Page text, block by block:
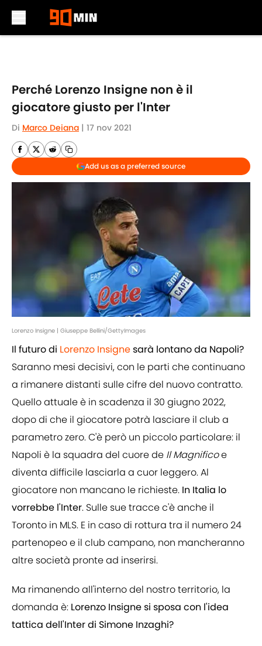
Perché Lorenzo Insigne non è il
giocatore giusto per l'Inter
Di Marco Deiana | 17 nov 2021
Add us as a preferred source
Lorenzo Insigne | Giuseppe Bellini/GettyImages
Il futuro di Lorenzo Insignesarà lontano da Napoli?
Saranno mesi decisivi, con le parti che continuano
a rimanere distanti sulle cifre del nuovo contratto.
Quello attuale è in scadenza il 30 giugno 2022,
dopo di che il giocatore potrà lasciare il club a
parametro zero. C'è però un piccolo particolare: il
Napoli è la squadra del cuore de Il Magnificoe
diventa difficile lasciarla a cuor leggero. Al
giocatore non mancano le richieste. In Italia lo
vorrebbe l'Inter. Sulle sue tracce c'è anche il
Toronto in MLS. E in caso di rottura tra il numero 24
partenopeo e il club campano, non mancheranno
altre società pronte ad inserirsi.
Ma rimanendo all'interno del nostro territorio, la
domanda è: Lorenzo Insigne si sposa con l'idea
tattica dell'Inter di Simone Inzaghi?